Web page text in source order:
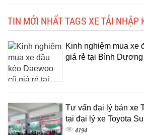
TIN MỚI NHẤT TAGS XE TẢI NHẬP
Kinh nghiệm mua xe
giá rẻ tại Bình Dương
Tư vấn đại lý bán xe
tại đại lý xe Toyota
4194